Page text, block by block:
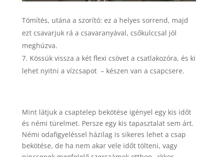
Tömítés, utána a szorító: ez a helyes sorrend, majd
ezt csavarjuk rá a csavaranyával, csőkulccsal jól
meghúzva.
Kössük vissza a két flexi csövet a csatlakozóra, és ki
lehet nyitni a vízcsapot – készen van a csapcsere.
Mint látjuk a csaptelep bekötése igényel egy kis időt
és némi türelmet. Persze egy kis tapasztalat sem árt.
Némi odafigyeléssel házilag is sikeres lehet a csap
bekötése, de ha nem akar vele időt tölteni, vagy